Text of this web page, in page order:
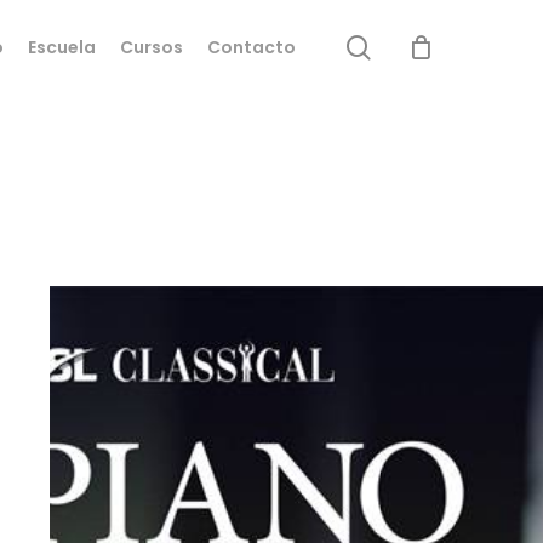
Escuela Cursos Contacto search